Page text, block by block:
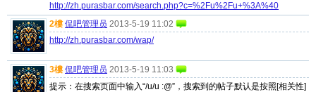
http://zh.purasbar.com/search.php?c=%2Fu%2Fu+%3A%40
2樓 侃吧管理员 2013-5-19 11:02
http://zh.purasbar.com/wap/
3樓 侃吧管理员 2013-5-19 11:03
提示：在搜索页面中输入“/u/u :@”，搜索到的帖子默认是按照[相关性]